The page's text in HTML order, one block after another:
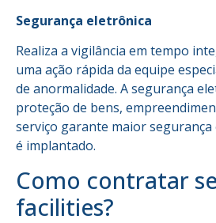
Segurança eletrônica
Realiza a vigilância em tempo
uma ação rápida da equipe
de anormalidade. A segurança
proteção de bens,
serviço garante maior segurança
é implantado.
Como contratar
facilities?